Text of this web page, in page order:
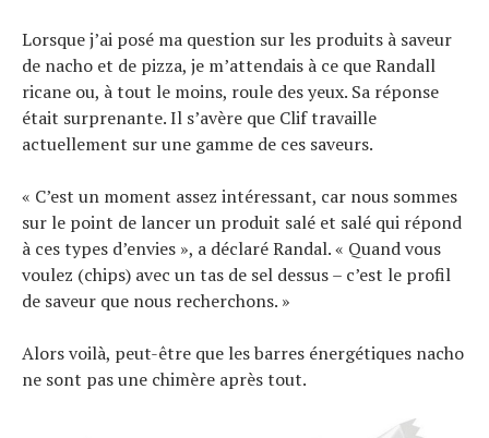
Lorsque j’ai posé ma question sur les produits à saveur
de nacho et de pizza, je m’attendais à ce que Randall
ricane ou, à tout le moins, roule des yeux. Sa réponse
était surprenante. Il s’avère que Clif travaille
actuellement sur une gamme de ces saveurs.
« C’est un moment assez intéressant, car nous sommes
sur le point de lancer un produit salé et salé qui répond
à ces types d’envies », a déclaré Randal. « Quand vous
voulez (chips) avec un tas de sel dessus – c’est le profil
de saveur que nous recherchons. »
Alors voilà, peut-être que les barres énergétiques nacho
ne sont pas une chimère après tout.